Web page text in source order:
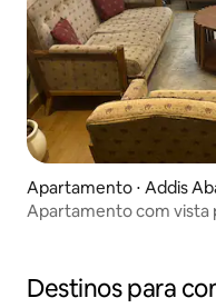
Apartamento ⋅ Addis
Apartamento com vista
Destinos para